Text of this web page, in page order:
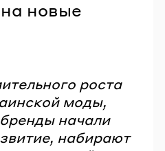
новые
роста
моды,
начали
набирают